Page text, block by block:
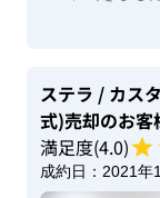
ステラ / カス
式)売却のお客
満足度(4.0)
成約日： 2021年